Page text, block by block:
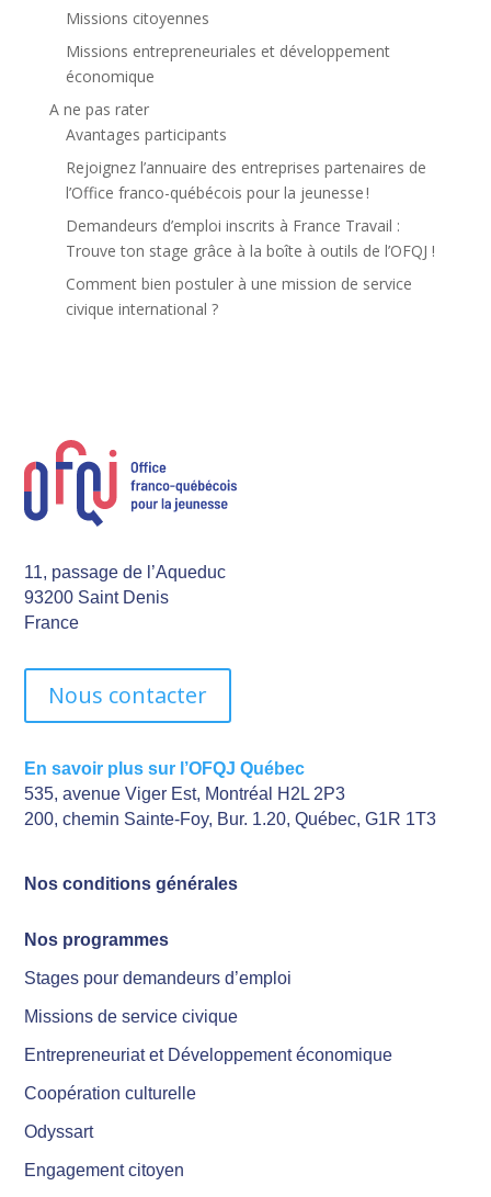
Missions citoyennes
Missions entrepreneuriales et développement
économique
A ne pas rater
Avantages participants
Rejoignez l’annuaire des entreprises partenaires de
l’Office franco-québécois pour la jeunesse !
Demandeurs d’emploi inscrits à France Travail :
Trouve ton stage grâce à la boîte à outils de l’OFQJ !
Comment bien postuler à une mission de service
civique international ?
11, passage de l’Aqueduc
93200 Saint Denis
France
Nous contacter
En savoir plus sur l’OFQJ Québec
535, avenue Viger Est, Montréal H2L 2P3
200, chemin Sainte-Foy, Bur. 1.20, Québec, G1R 1T3
Nos conditions générales
Nos programmes
Stages pour demandeurs d’emploi
Missions de service civique
Entrepreneuriat et Développement économique
Coopération culturelle
Odyssart
Engagement citoyen